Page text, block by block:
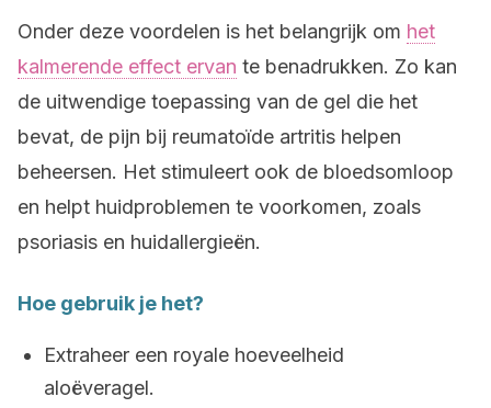
Onder deze voordelen is het belangrijk om het
kalmerende effect ervan te benadrukken. Zo kan
de uitwendige toepassing van de gel die het
bevat, de pijn bij reumatoïde artritis helpen
beheersen. Het stimuleert ook de bloedsomloop
en helpt huidproblemen te voorkomen, zoals
psoriasis en huidallergieën.
Hoe gebruik je het?
Extraheer een royale hoeveelheid
aloëveragel.